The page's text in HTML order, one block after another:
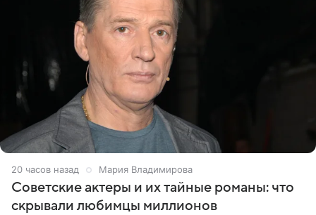
20 часов назад Мария Владимирова
Советские актеры и их тайные романы: что
скрывали любимцы миллионов